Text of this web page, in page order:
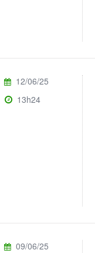
12/06/25
13h24
09/06/25